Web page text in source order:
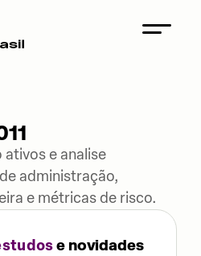
e analise
administração,
e métricas de risco.
e novidades